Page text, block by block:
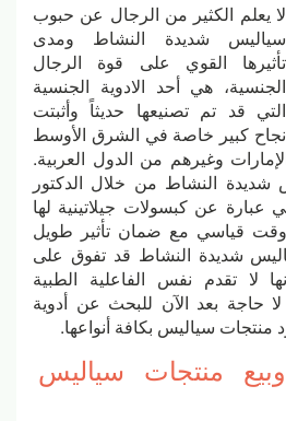
لا يعلم الكثير من الرجال عن حبوب
سياليس شديدة النشاط ومدى
تأثيرها القوي على قوة الرجال
الجنسية، هي أحد الادوية الجنسية
التي قد تم تصنيعها حديثاً وأثبتت
نجاح كبير خاصة في الشرق الأوسط
وغيرهم من الدول العربية.
شديدة النشاط من خلال الدكتور
عبارة عن كبسولات جيلاتينية لها
قياسي مع ضمان تأثير طويل
شديدة النشاط قد تفوق على
لا تقدم نفس الفاعلية الطبية
حاجة بعد الآن للبحث عن أدوية
سياليس بكافة أنواعها.
منتجات سياليس